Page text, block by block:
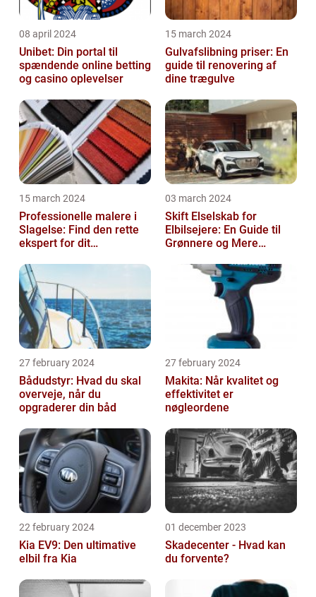
08 april 2024
Unibet: Din portal til
spændende online betting
og casino oplevelser
15 march 2024
Gulvafslibning priser: En
guide til renovering af
dine trægulve
15 march 2024
Professionelle malere i
Slagelse: Find den rette
ekspert for dit
03 march 2024
Skift Elselskab for
Elbilsejere: En Guide til
Grønnere og Mere
27 february 2024
Bådudstyr: Hvad du skal
overveje, når du
opgraderer din båd
27 february 2024
Makita: Når kvalitet og
effektivitet er
nøgleordene
22 february 2024
Kia EV9: Den ultimative
elbil fra Kia
01 december 2023
Skadecenter - Hvad kan
du forvente?